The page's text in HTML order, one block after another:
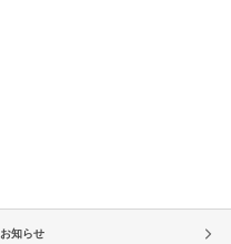
お知らせ